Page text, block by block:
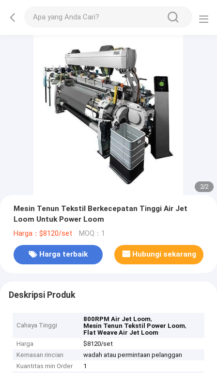
2/2
Mesin Tenun Tekstil Berkecepatan Tinggi Air Jet
Loom Untuk Power Loom
Harga：$8120/set MOQ：1
Harga terbaik Hubungi sekarang
Deskripsi Produk
Cahaya Tinggi
800RPM Air Jet Loom,
Mesin Tenun Tekstil Power Loom,
Flat Weave Air Jet Loom
Harga
$8120/set
Kemasan rincian
wadah atau permintaan pelanggan
Kuantitas min Order
1